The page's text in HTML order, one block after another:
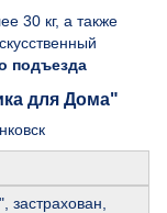
30 кг, а также
подъезда
для Дома"
застрахован,